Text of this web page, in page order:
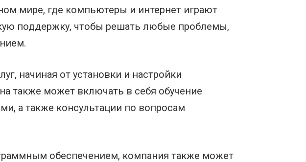
мире, где компьютеры и интернет играют
поддержку, чтобы решать любые проблемы,
начиная от установки и настройки
также может включать в себя обучение
а также консультации по вопросам
обеспечением, компания также может